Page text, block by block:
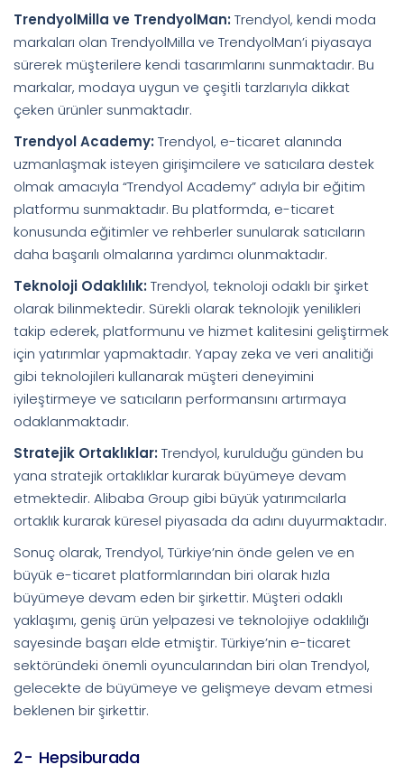
TrendyolMilla ve TrendyolMan: Trendyol, kendi moda
markaları olan TrendyolMilla ve TrendyolMan’i piyasaya
sürerek müşterilere kendi tasarımlarını sunmaktadır. Bu
markalar, modaya uygun ve çeşitli tarzlarıyla dikkat
çeken ürünler sunmaktadır.
Trendyol Academy: Trendyol, e-ticaret alanında
uzmanlaşmak isteyen girişimcilere ve satıcılara destek
olmak amacıyla “Trendyol Academy” adıyla bir eğitim
platformu sunmaktadır. Bu platformda, e-ticaret
konusunda eğitimler ve rehberler sunularak satıcıların
daha başarılı olmalarına yardımcı olunmaktadır.
Teknoloji Odaklılık: Trendyol, teknoloji odaklı bir şirket
olarak bilinmektedir. Sürekli olarak teknolojik yenilikleri
takip ederek, platformunu ve hizmet kalitesini geliştirmek
için yatırımlar yapmaktadır. Yapay zeka ve veri analitiği
gibi teknolojileri kullanarak müşteri deneyimini
iyileştirmeye ve satıcıların performansını artırmaya
odaklanmaktadır.
Stratejik Ortaklıklar: Trendyol, kurulduğu günden bu
yana stratejik ortaklıklar kurarak büyümeye devam
etmektedir. Alibaba Group gibi büyük yatırımcılarla
ortaklık kurarak küresel piyasada da adını duyurmaktadır.
Sonuç olarak, Trendyol, Türkiye’nin önde gelen ve en
büyük e-ticaret platformlarından biri olarak hızla
büyümeye devam eden bir şirkettir. Müşteri odaklı
yaklaşımı, geniş ürün yelpazesi ve teknolojiye odaklılığı
sayesinde başarı elde etmiştir. Türkiye’nin e-ticaret
sektöründeki önemli oyuncularından biri olan Trendyol,
gelecekte de büyümeye ve gelişmeye devam etmesi
beklenen bir şirkettir.
2- Hepsiburada